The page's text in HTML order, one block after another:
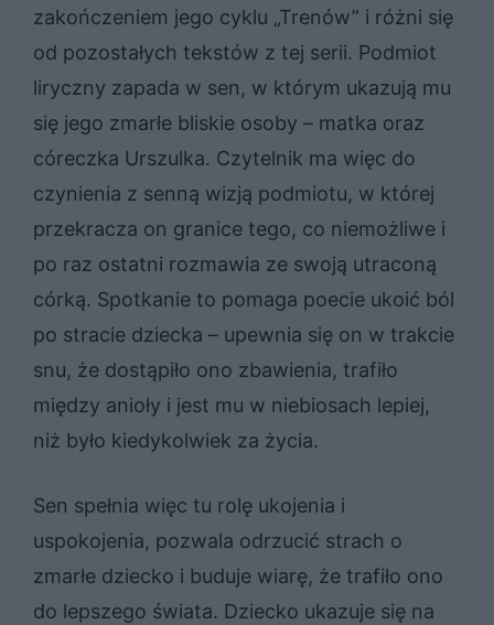
zakończeniem jego cyklu „Trenów” i różni się
od pozostałych tekstów z tej serii. Podmiot
liryczny zapada w sen, w którym ukazują mu
się jego zmarłe bliskie osoby – matka oraz
córeczka Urszulka. Czytelnik ma więc do
czynienia z senną wizją podmiotu, w której
przekracza on granice tego, co niemożliwe i
po raz ostatni rozmawia ze swoją utraconą
córką. Spotkanie to pomaga poecie ukoić ból
po stracie dziecka – upewnia się on w trakcie
snu, że dostąpiło ono zbawienia, trafiło
między anioły i jest mu w niebiosach lepiej,
niż było kiedykolwiek za życia.
Sen spełnia więc tu rolę ukojenia i
uspokojenia, pozwala odrzucić strach o
zmarłe dziecko i buduje wiarę, że trafiło ono
do lepszego świata. Dziecko ukazuje się na